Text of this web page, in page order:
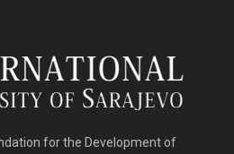
for the Development of